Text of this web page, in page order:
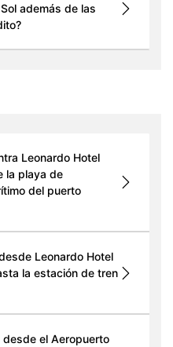
además de las
Leonardo Hotel
la playa de
del puerto
Leonardo Hotel
la estación de tren
el Aeropuerto